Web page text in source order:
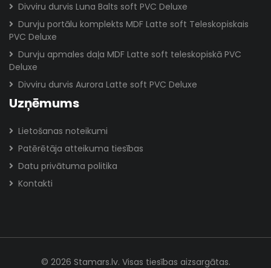
Divviru durvis Luna Balts soft PVC Deluxe
Durvju portālu komplekts MDF Latte soft Teleskopiskais
PVC Deluxe
Durvju apmales daļa MDF Latte soft teleskopiskā PVC
Deluxe
Divviru durvis Aurora Latte soft PVC Deluxe
Uzņēmums
Lietošanas noteikumi
Patērētāja atteikuma tiesības
Datu privātuma politika
Kontakti
© 2026 Stamars.lv. Visas tiesības aizsargātas.